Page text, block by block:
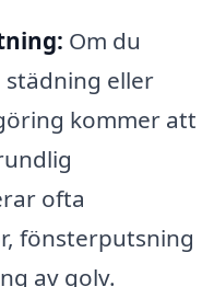
Om du
eller
kommer att
ofta
fönsterputsning
av golv.